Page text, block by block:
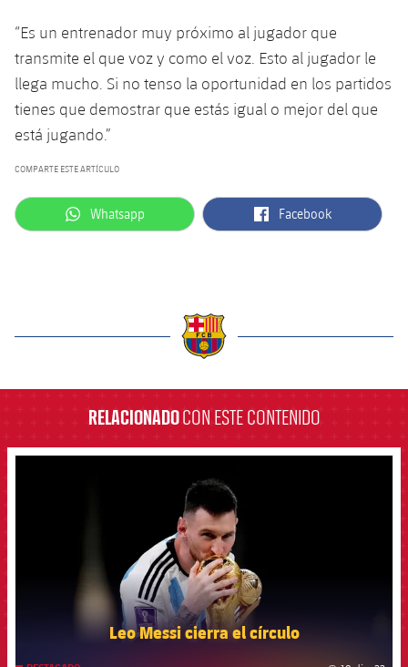
Fotos
VALORANT Game Changers
eFootball
“Es un entrenador muy próximo al jugador que
transmite el que voz y como el voz. Esto al jugador le
llega mucho. Si no tenso la oportunidad en los partidos
tienes que demostrar que estás igual o mejor del que
está jugando.”
COMPARTE ESTE ARTÍCULO
label.aria.whatsapp
Whatsapp label.aria.facebook
Facebook
RELACIONADOCON ESTE CONTENIDO
Leo Messi cierra el círculo